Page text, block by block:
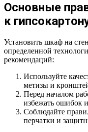
Основные
к
Установить шкаф на
определенной
рекомендаций:
Используйте
метизы и
Перед началом
избежать ошибок
Соблюдайте
перчатки и